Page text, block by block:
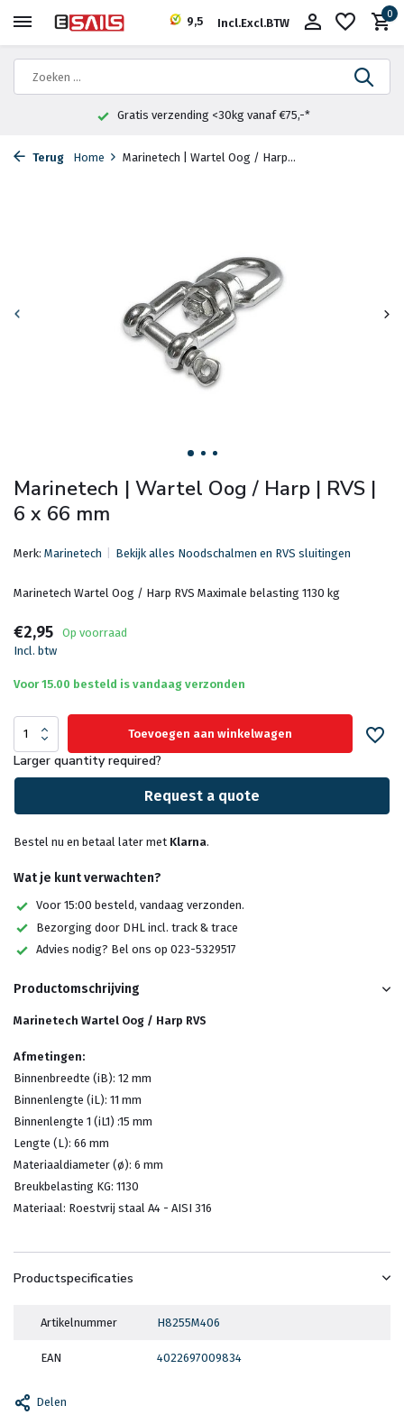
9,5 Incl.Excl.BTW
0
Gratis verzending <30kg vanaf €75,-*
Terug Home Marinetech | Wartel Oog / Harp...
Marinetech | Wartel Oog / Harp | RVS |
6 x 66 mm
Merk: Marinetech Bekijk alles Noodschalmen en RVS sluitingen
Marinetech Wartel Oog / Harp RVS Maximale belasting 1130 kg
€2,95
Op voorraad
Incl. btw
Voor 15.00 besteld is vandaag verzonden
Toevoegen aan winkelwagen
Larger quantity required?
Request a quote
Bestel nu en betaal later met Klarna.
Wat je kunt verwachten?
Voor 15:00 besteld, vandaag verzonden.
Bezorging door DHL incl. track & trace
Advies nodig? Bel ons op 023-5329517
Productomschrijving
Marinetech Wartel Oog / Harp RVS
Afmetingen:
Binnenbreedte (iB): 12 mm
Binnenlengte (iL): 11 mm
Binnenlengte 1 (iL1) :15 mm
Lengte (L): 66 mm
Materiaaldiameter (ø): 6 mm
Breukbelasting KG: 1130
Materiaal: Roestvrij staal A4 - AISI 316
Productspecificaties
Artikelnummer H8255M406
EAN 4022697009834
Delen